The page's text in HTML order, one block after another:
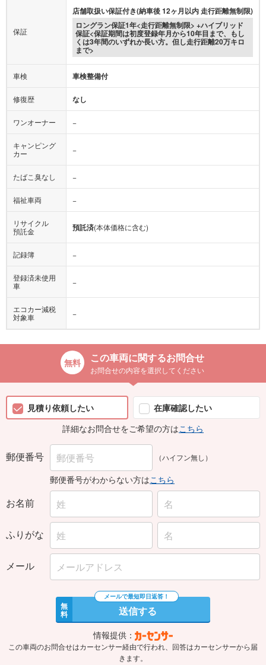
保証
店舗取扱い保証付き(納車後 12ヶ月以内 走行距離無制限)
ロングラン保証1年<走行距離無制限> +ハイブリッド
保証<保証期間は初度登録年月から10年目まで、もし
くは3年間のいずれか長い方。但し走行距離20万キロ
まで>
車検 車検整備付
修復歴 なし
ワンオーナー −
キャンピング
カー
−
たばこ臭なし −
福祉車両 −
リサイクル
預託金
預託済(本体価格に含む)
記録簿 −
登録済未使用
車
−
エコカー減税
対象車
−
この車両に関するお問合せ
お問合せの内容を選択してください
見積り依頼したい
在庫確認したい
詳細なお問合せをご希望の方はこちら
郵便番号 （ハイフン無し）
郵便番号がわからない方はこちら
お名前
ふりがな
メール
無
料 送信する
情報提供：
この車両のお問合せはカーセンサー経由で行われ、回答はカーセンサーから届
きます。